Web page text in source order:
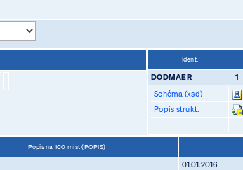
Ident.
DODMAER 1
Schéma (xsd)
Popis strukt.
Popis na 100 míst (POPIS)
01.01.2016